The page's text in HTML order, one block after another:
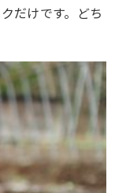
だけです。どち